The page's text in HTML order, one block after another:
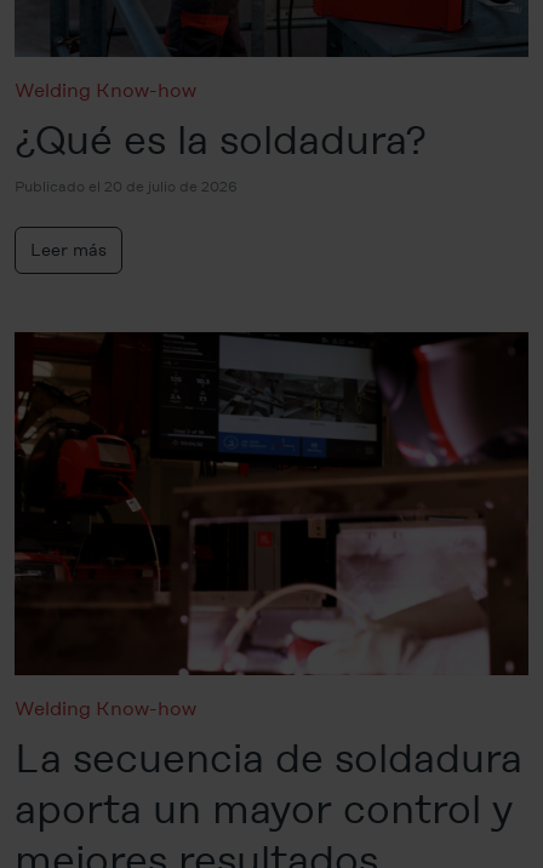
Welding Know-how
¿Qué es la soldadura?
Publicado el 20 de julio de 2026
Leer más
Welding Know-how
La secuencia de soldadura
aporta un mayor control y